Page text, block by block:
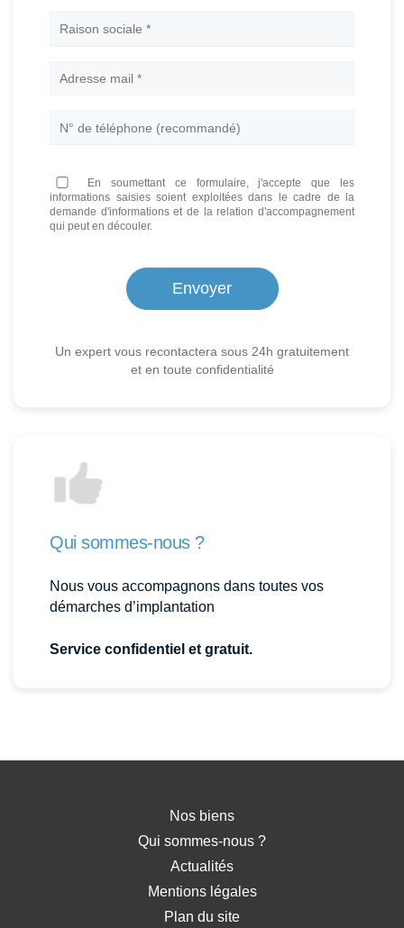
Nom
En soumettant ce formulaire, j'accepte que les
informations saisies soient exploitées dans le cadre de la
demande d'informations et de la relation d'accompagnement
qui peut en découler.
Un expert vous recontactera sous 24h gratuitement
et en toute confidentialité
Qui sommes-nous ?
Nous vous accompagnons dans toutes vos
démarches d’implantation
Service confidentiel et gratuit.
Nos biens
Qui sommes-nous ?
Actualités
Mentions légales
Plan du site